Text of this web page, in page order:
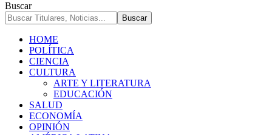
Buscar
HOME
POLÍTICA
CIENCIA
CULTURA
ARTE Y LITERATURA
EDUCACIÓN
SALUD
ECONOMÍA
OPINIÓN